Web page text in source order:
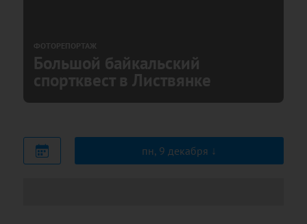
ФОТОРЕПОРТАЖ
Большой байкальский
спортквест в Листвянке
пн, 9 декабря